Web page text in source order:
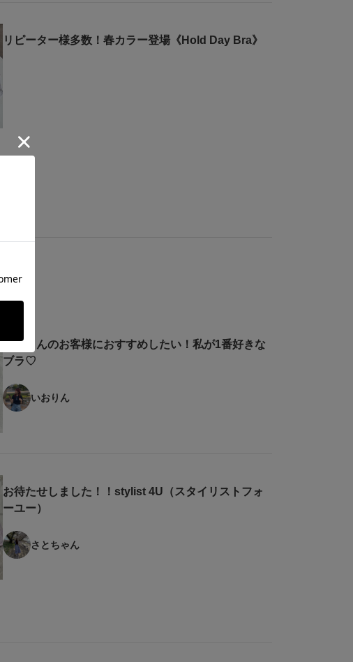
リピーター様多数！春カラー登場《Hold Day Bra》
たくさんのお客様におすすめしたい！私が1番好きな
ブラ♡
いおりん
お待たせしました！！stylist 4U（スタイリストフォ
ーユー）
さとちゃん